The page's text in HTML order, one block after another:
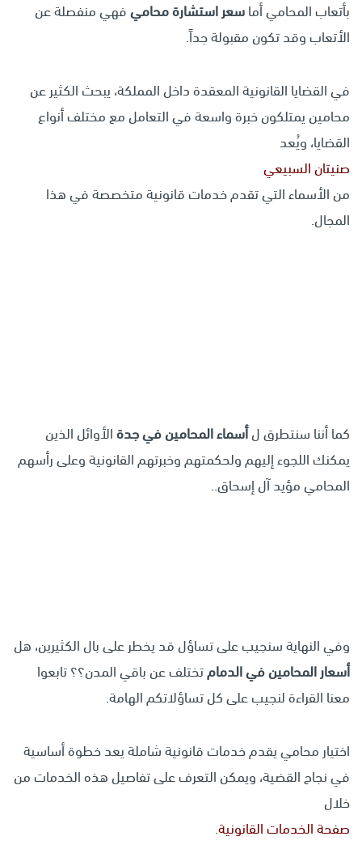
بأتعاب المحامي أماسعر استشارة محاميفهي منفصلة عن
الأتعاب وقد تكون مقبولة جداً.
في القضايا القانونية المعقدة داخل المملكة، يبحث الكثير عن
محامين يمتلكون خبرة واسعة في التعامل مع مختلف أنواع
القضايا، ويُعد
صنيتان السبيعي
من الأسماء التي تقدم خدمات قانونية متخصصة في هذا
المجال.
كما أننا سنتطرق لأسماء المحامين في جدةالأوائل الذين
يمكنك اللجوء إليهم ولحكمتهم وخبرتهم القانونية وعلى رأسهم
المحاميمؤيد آل إسحاق..
وفي النهاية سنجيب على تساؤل قد يخطر على بال الكثيرين، هل
أسعار المحامين في الدمامتختلف عن باقي المدن؟؟ تابعوا
معنا القراءة لنجيب على كل تساؤلاتكم الهامة.
اختيار محامي يقدم خدمات قانونية شاملة يعد خطوة أساسية
في نجاح القضية، ويمكن التعرف على تفاصيل هذه الخدمات من
خلال
صفحة الخدمات القانونية.